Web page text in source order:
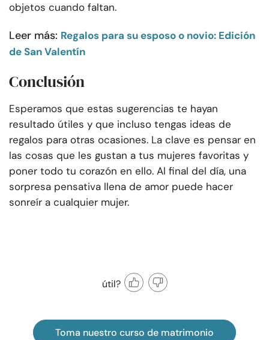
objetos cuando faltan.
Leer más: Regalos para su esposo o novio: Edición
de San Valentín
Conclusión
Esperamos que estas sugerencias te hayan
resultado útiles y que incluso tengas ideas de
regalos para otras ocasiones. La clave es pensar en
las cosas que les gustan a tus mujeres favoritas y
poner todo tu corazón en ello. Al final del día, una
sorpresa pensativa llena de amor puede hacer
sonreír a cualquier mujer.
útil?
Toma nuestro curso de matrimonio